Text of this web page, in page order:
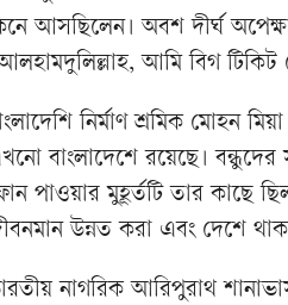
আসছিলেন। অবশ দীর্ঘ
আমি বিগ টিকিট
নির্মাণ শ্রমিক মোহন
বাংলাদেশে রয়েছে। বন্ধুদের
পাওয়ার মুহূর্তটি তার কাছে
উন্নত করা এবং দেশে
নাগরিক আরিপুরাথ